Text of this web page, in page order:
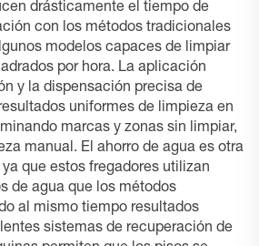
drásticamente el tiempo de
con los métodos tradicionales
modelos capaces de limpiar
por hora. La aplicación
y la dispensación precisa de
uniformes de limpieza en
marcas y zonas sin limpiar,
manual. El ahorro de agua es otra
que estos fregadores utilizan
de agua que los métodos
al mismo tiempo resultados
sistemas de recuperación de